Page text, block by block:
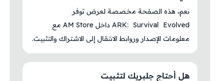
نعم، هذه الصفحة مخصصة لعرض توفر
ARK: Survival Evolved داخل AM Store مع
معلومات الإصدار وروابط الانتقال إلى الاشتراك والتثبيت.
هل أحتاج جلبريك لتثبيت